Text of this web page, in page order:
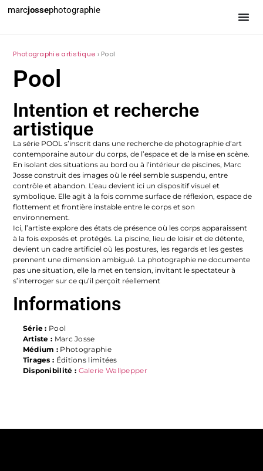
marcjossephotographie
Photographie artistique › Pool
Pool
Intention et recherche
artistique
La série POOL s’inscrit dans une recherche de photographie d’art
contemporaine autour du corps, de l’espace et de la mise en scène.
En isolant des situations au bord ou à l’intérieur de piscines, Marc
Josse construit des images où le réel semble suspendu, entre
contrôle et abandon. L’eau devient ici un dispositif visuel et
symbolique. Elle agit à la fois comme surface de réflexion, espace de
flottement et frontière instable entre le corps et son
environnement.
Ici, l’artiste explore des états de présence où les corps apparaissent
à la fois exposés et protégés. La piscine, lieu de loisir et de détente,
devient un cadre artificiel où les postures, les regards et les gestes
prennent une dimension ambiguë. La photographie ne documente
pas une situation,elle la met en tension, invitant le spectateur à
s’interroger sur ce qu’il perçoit réellement
Informations
Série : Pool
Artiste : Marc Josse
Médium : Photographie
Tirages : Éditions limitées
Disponibilité : Galerie Wallpepper